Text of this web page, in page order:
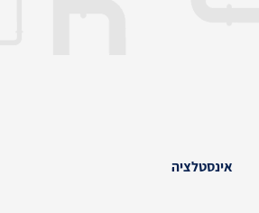
אינסטלציה